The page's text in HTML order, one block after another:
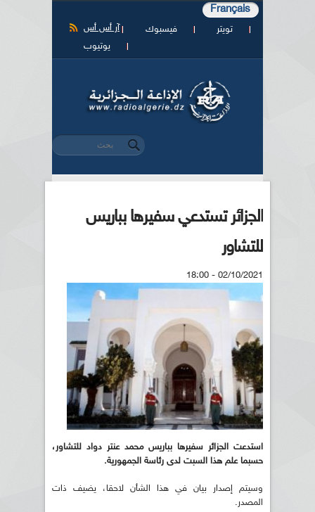
Français
آر أس أس فيسبوك
تويتر
يوتيوب
استمارة البحث
‏بحث ‏
الجزائر تستدعي سفيرها بباريس
للتشاور
02/10/2021 - 18:00
استدعت الجزائر سفيرها بباريس محمد عنتر دواد للتشاور،
حسبما علم هذا السبت لدى رئاسة الجمهورية.
وسيتم إصدار بيان في هذا الشأن لاحقا، يضيف ذات
المصدر.